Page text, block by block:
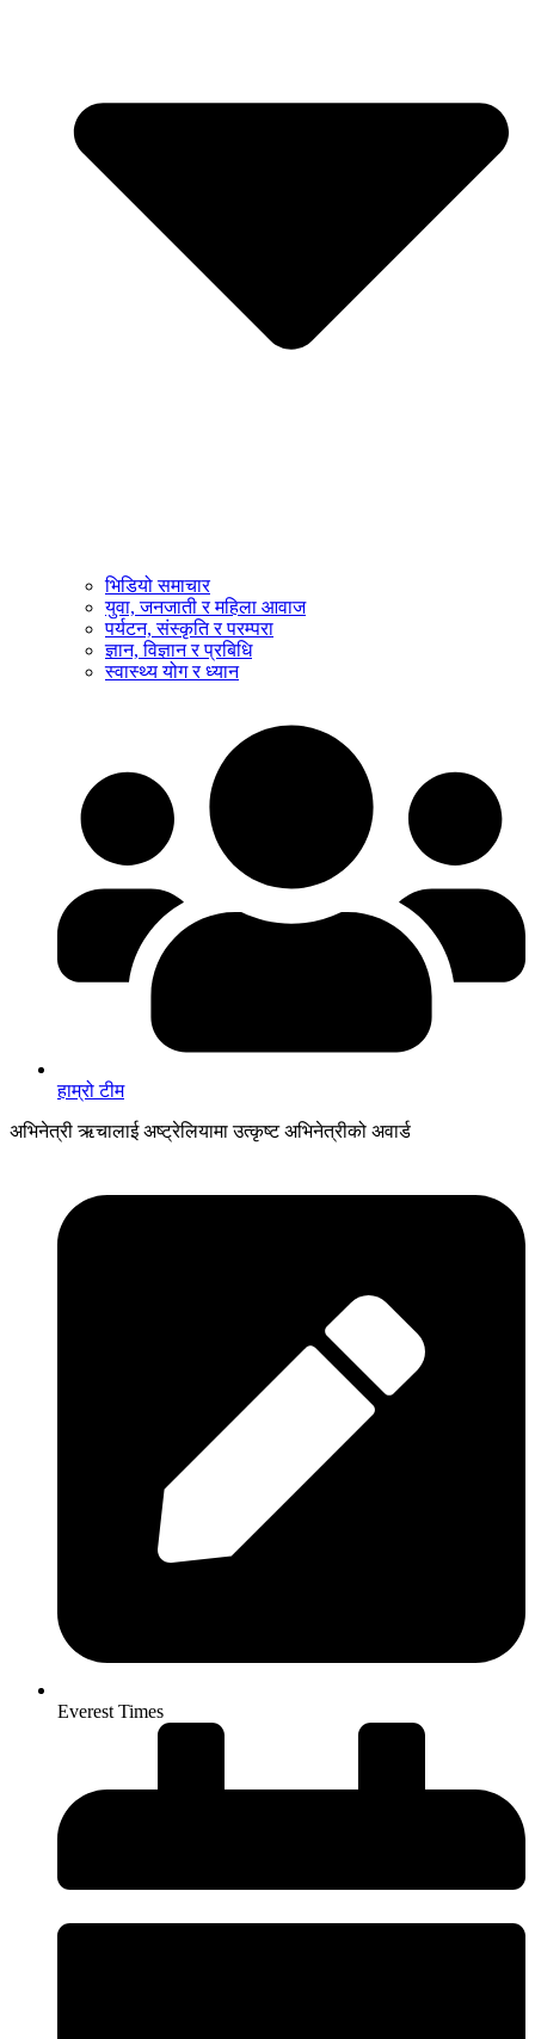
भिडियो समाचार
युवा, जनजाती र महिला आवाज
पर्यटन, संस्कृति र परम्परा
ज्ञान, विज्ञान र प्रबिधि
स्वास्थ्य योग र ध्यान
हाम्रो टीम
अभिनेत्री ऋचालाई अष्ट्रेलियामा उत्कृष्ट अभिनेत्रीको अवार्ड
Everest Times